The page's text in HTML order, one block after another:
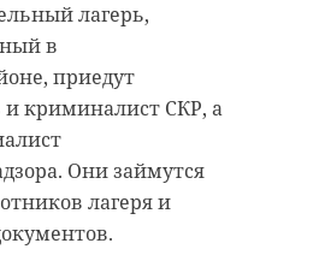
лагерь,
в
приедут
и криминалист СКР, а
Они займутся
лагеря и
снимали сюжет
для местного
последние
И тут к ним
Дети
рамы, снимают
краски.
уникальные
стиле.
дома,